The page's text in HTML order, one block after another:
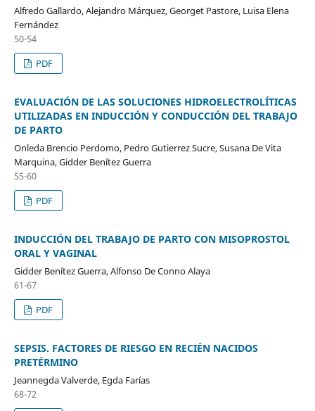
Alfredo Gallardo, Alejandro Márquez, Georget Pastore, Luisa Elena
Fernández
50-54
PDF
EVALUACIÓN DE LAS SOLUCIONES HIDROELECTROLÍTICAS
UTILIZADAS EN INDUCCIÓN Y CONDUCCIÓN DEL TRABAJO
DE PARTO
Onleda Brencio Perdomo, Pedro Gutierrez Sucre, Susana De Vita
Marquina, Gidder Benítez Guerra
55-60
PDF
INDUCCIÓN DEL TRABAJO DE PARTO CON MISOPROSTOL
ORAL Y VAGINAL
Gidder Benítez Guerra, Alfonso De Conno Alaya
61-67
PDF
SEPSIS. FACTORES DE RIESGO EN RECIÉN NACIDOS
PRETÉRMINO
Jeannegda Valverde, Egda Farías
68-72